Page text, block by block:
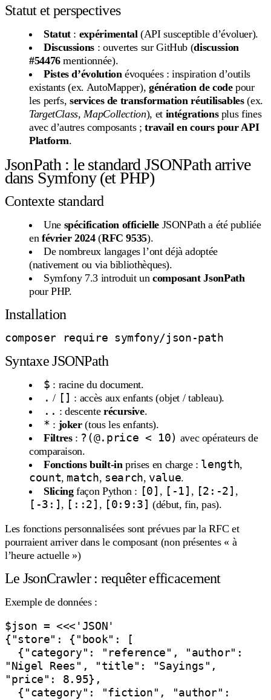
Statut et perspectives
Statut: expérimental(API susceptible d’évoluer).
Discussions : ouvertes sur GitHub (discussion
#54476mentionnée).
Pistes d’évolutionévoquées : inspiration d’outils
existants (ex. AutoMapper), génération de codepour
les perfs,services de transformation réutilisables(ex.
TargetClass,MapCollection), et intégrationsplus fines
avec d’autres composants ;travail en cours pour API
Platform.
JsonPath : le standard JSONPath arrive
dans Symfony (et PHP)
Contexte standard
Une spécification officielleJSONPath a été publiée
en février 2024(RFC 9535).
De nombreux langages l’ont déjà adoptée
(nativement ou via bibliothèques).
Symfony 7.3 introduit un composant JsonPath
pour PHP.
Installation
Syntaxe JSONPath
$ : racine du document.
. / [] : accès aux enfants (objet / tableau).
.. : descente récursive.
* : joker(tous les enfants).
Filtres: ?(@.price < 10) avec opérateurs de
comparaison.
Fonctions built-inprises en charge : length,
count, match, search, value.
Slicingfaçon Python : [0] , [-1] , [2:-2] ,
[-3:] , [::2] , [0:9:3] (début, fin, pas).
Les fonctions personnalisées sont prévues par la RFC et
pourraient arriver dans le composant (non présentes « à
l’heure actuelle »)
Le JsonCrawler : requêter efficacement
Exemple de données :
$json = <<<'JSON'
{"store": {"book": [
"Nigel Rees", "title": "Sayings",
"price": 8.95},